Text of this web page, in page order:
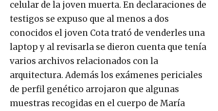
celular de la joven muerta. En declaraciones de
testigos se expuso que al menos a dos
conocidos el joven Cota trató de venderles una
laptop y al revisarla se dieron cuenta que tenía
varios archivos relacionados con la
arquitectura. Además los exámenes periciales
de perfil genético arrojaron que algunas
muestras recogidas en el cuerpo de María